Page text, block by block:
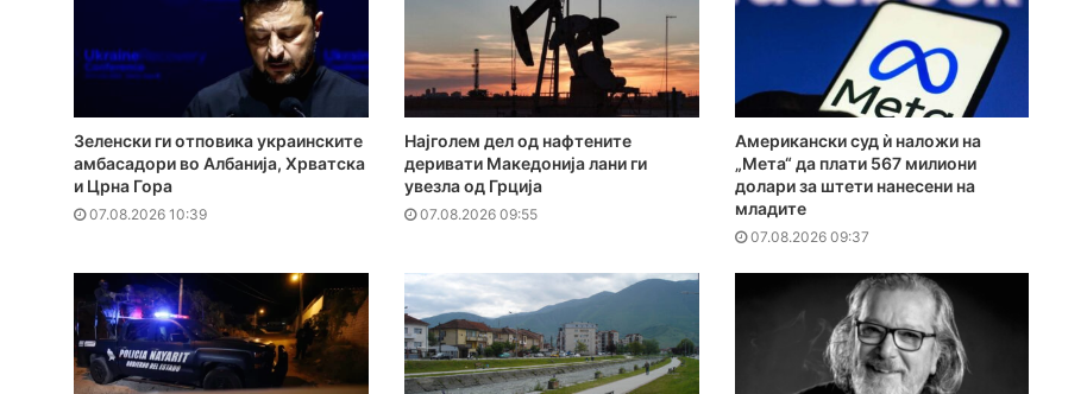
Зеленски ги отповика украинските
амбасадори во Албанија, Хрватска
и Црна Гора
07.08.2026 10:39
Најголем дел од нафтените
деривати Македонија лани ги
увезла од Грција
07.08.2026 09:55
Американски суд ѝ наложи на
„Мета“ да плати 567 милиони
долари за штети нанесени на
младите
07.08.2026 09:37